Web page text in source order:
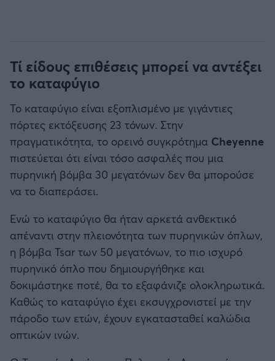
Τί είδους επιθέσεις μπορεί να αντέξει
το καταφύγιο
Το καταφύγιο είναι εξοπλισμένο με γιγάντιες
πόρτες εκτόξευσης 23 τόνων. Στην
πραγματικότητα, το ορεινό συγκρότημα Cheyenne
πιστεύεται ότι είναι τόσο ασφαλές που μια
πυρηνική βόμβα 30 μεγατόνων δεν θα μπορούσε
να το διαπεράσει.
Ενώ το καταφύγιο θα ήταν αρκετά ανθεκτικό
απέναντι στην πλειονότητα των πυρηνικών όπλων,
η βόμβα Tsar των 50 μεγατόνων, το πιο ισχυρό
πυρηνικό όπλο που δημιουργήθηκε και
δοκιμάστηκε ποτέ, θα το εξαφάνιζε ολοκληρωτικά.
Καθώς το καταφύγιο έχει εκσυγχρονιστεί με την
πάροδο των ετών, έχουν εγκατασταθεί καλώδια
οπτικών ινών.